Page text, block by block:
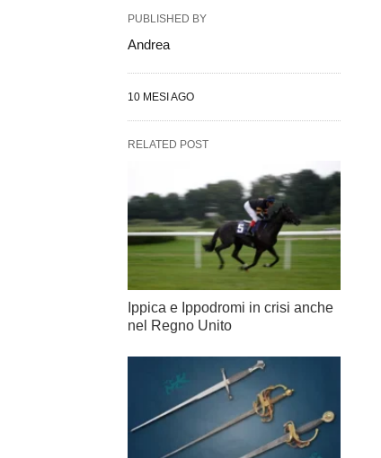
PUBLISHED BY
Andrea
10 MESI AGO
RELATED POST
Ippica e Ippodromi in crisi anche
nel Regno Unito